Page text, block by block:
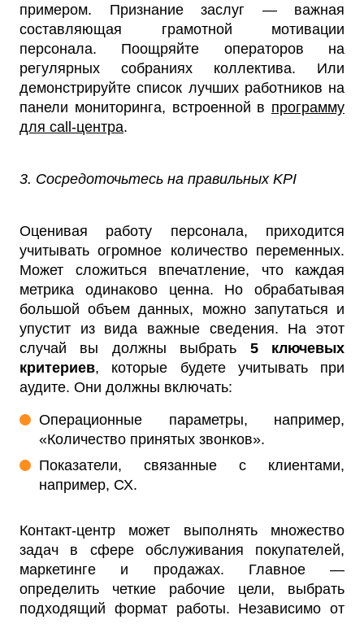
примером. Признание заслуг — важная
составляющая грамотной мотивации
персонала. Поощряйте операторов на
регулярных собраниях коллектива. Или
демонстрируйте список лучших работников на
панели мониторинга, встроенной в программу
для call-центра.
3. Сосредоточьтесь на правильных KPI
Оценивая работу персонала, приходится
учитывать огромное количество переменных.
Может сложиться впечатление, что каждая
метрика одинаково ценна. Но обрабатывая
большой объем данных, можно запутаться и
упустит из вида важные сведения. На этот
случай вы должны выбрать 5 ключевых
критериев, которые будете учитывать при
аудите. Они должны включать:
Операционные параметры, например,
«Количество принятых звонков».
Показатели, связанные с клиентами,
например, СХ.
Контакт-центр может выполнять множество
задач в сфере обслуживания покупателей,
маркетинге и продажах. Главное —
определить четкие рабочие цели, выбрать
подходящий формат работы. Независимо от